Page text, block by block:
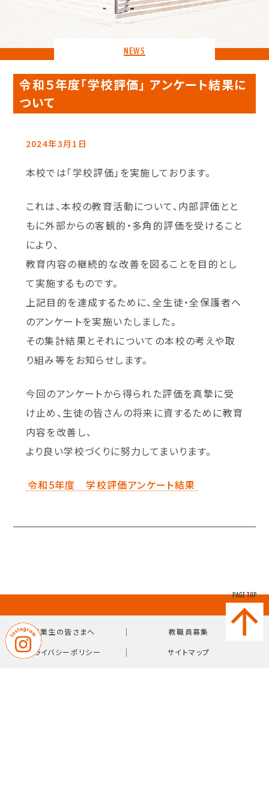
NEWS
令和５年度「学校評価」 アンケート結果に
ついて
2024年3月1日
本校では「学校評価」を実施しております。
これは、本校の教育活動について、内部評価とと
もに外部からの客観的・多角的評価を受けること
により、
教育内容の継続的な改善を図ることを目的とし
て実施するものです。
上記目的を達成するために、全生徒・全保護者へ
のアンケートを実施いたしました。
その集計結果とそれについての本校の考えや取
り組み等をお知らせします。
今回のアンケートから得られた評価を真摯に受
け止め、生徒の皆さんの将来に資するために教育
内容を改善し、
より良い学校づくりに努力してまいります。
令和5年度 学校評価アンケート結果
卒業生の皆さまへ ｜ 教職員募集
プライバシーポリシー ｜ サイトマップ
PAGE TOP